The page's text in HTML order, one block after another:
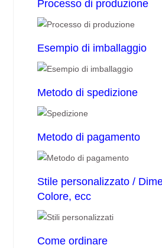
Processo di produzione
Esempio di imballaggio
Metodo di spedizione
Metodo di pagamento
Stile personalizzato /
Colore, ecc
Come ordinare